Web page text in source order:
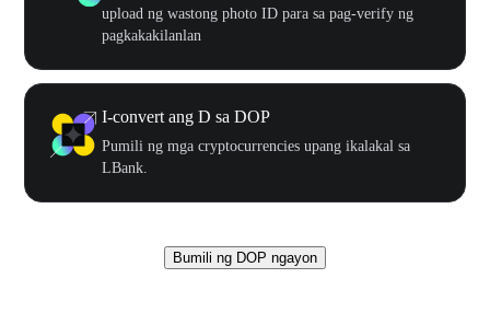
upload ng wastong photo ID para sa pag-verify ng
pagkakakilanlan
I-convert ang D sa DOP
Pumili ng mga cryptocurrencies upang ikalakal sa
LBank.
Bumili ng DOP ngayon